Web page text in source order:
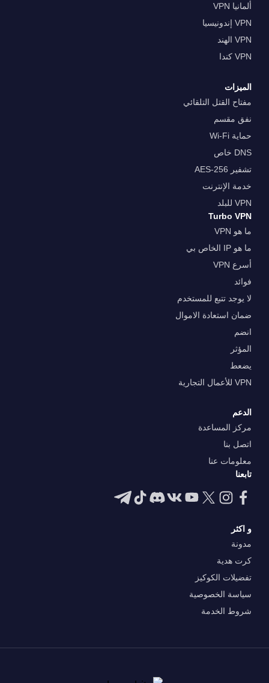
ألمانيا VPN
VPN إندونيسيا
VPN الهند
VPN كندا
الميزات
مفتاح القتل التلقائي
نفق مقسم
حماية Wi-Fi
DNS خاص
تشفير AES-256
خدمة الإنترنت
VPN للبلد
Turbo VPN
ما هو VPN
ما هو IP الخاص بي
أسرع VPN
فوائد
لا يوجد تتبع للمستخدم
ضمان استعادة الاموال
انضم
المؤثر
يضعط
VPN للأعمال التجارية
الدعم
مركز المساعدة
اتصل بنا
معلومات عنا
تابعنا
و اكثر
مدونة
كرت هدية
تفضيلات الكوكيز
سياسة الخصوصية
شروط الخدمة